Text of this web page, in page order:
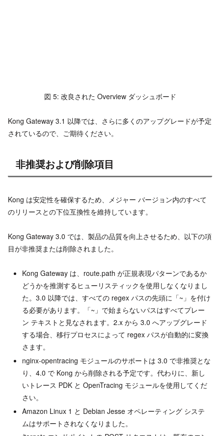
図 5: 改良された Overview ダッシュボード
Kong Gateway 3.1 以降では、さらに多くのアップグレードが予定
されているので、ご期待ください。
非推奨および削除項目
Kong は安定性を確保するため、メジャー バージョン内のすべて
のリリースとの下位互換性を維持しています。
Kong Gateway 3.0 では、製品の品質を向上させるため、以下の項
目が非推奨または削除されました。
Kong Gateway は、route.path が正規表現パターンであるか
どうかを推測するヒューリスティックを使用しなくなりまし
た。3.0 以降では、すべての regex パスの先頭に「~」を付け
る必要があります。「~」で始まらないパスはすべてプレー
ン テキストと見なされます。2.x から 3.0 へアップグレード
する場合、移行プロセスによって regex パスが自動的に変換
さます。
nginx-opentracing モジュールのサポートは 3.0 で非推奨とな
り、4.0 で Kong から削除される予定です。代わりに、新し
いトレース PDK と OpenTracing モジュールを使用してくだ
さい。
Amazon Linux 1 と Debian Jesse オペレーティング システ
ムはサポートされなくなりました。